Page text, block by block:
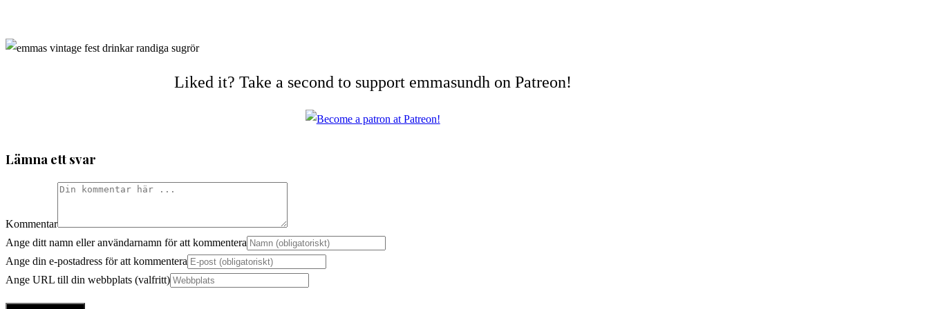
Liked it? Take a second to support emmasundh on Patreon!
Lämna ett svar
Kommentar
Ange ditt namn eller användarnamn för att kommentera
Ange din e-postadress för att kommentera
Ange URL till din webbplats (valfritt)